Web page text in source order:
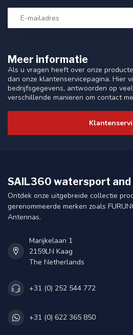
Meer informatie
Als u vragen heeft over onze
dan onze klantenservicepagina. Hier
bedrijfsgegevens, antwoorden op
verschillende manieren om contact
SAIL360 watersport
Ontdek onze uitgebreide collectie
gerenommeerde merken zoals
Antennas.
Marijkelaan 1
2159LN Kaag
The Netherlands
+31 (0) 252 544 772
+31 (0) 622 365 850